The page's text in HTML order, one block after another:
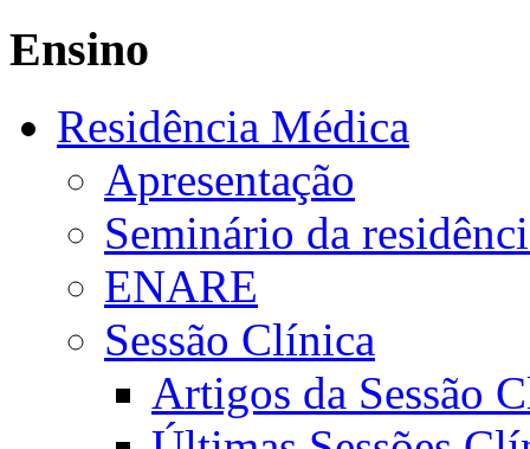
Ensino
Residência Médica
Apresentação
Seminário da
ENARE
Sessão Clínica
Artigos da Sessão